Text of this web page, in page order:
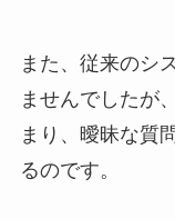
また、従来のシ
ませんでしたが
まり、曖昧な質
るのです。